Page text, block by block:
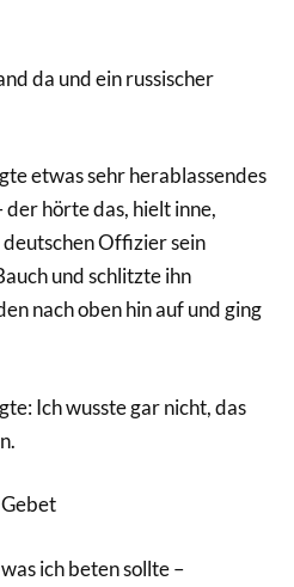
da und ein russischer
etwas sehr herablassendes
hörte das, hielt inne,
Offizier sein
und schlitzte ihn
nach oben hin auf und ging
Ich wusste gar nicht, das
ich beten sollte –